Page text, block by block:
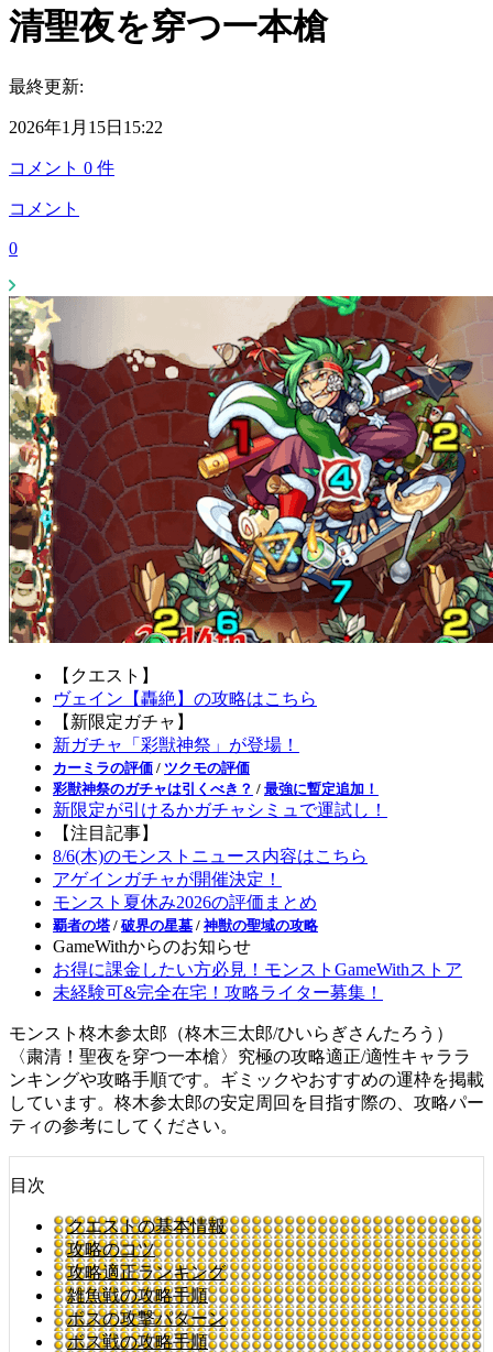
清聖夜を穿つ一本槍
最終更新:
2026年1月15日15:22
コメント 0 件
コメント
0
【クエスト】
ヴェイン【轟絶】の攻略はこちら
【新限定ガチャ】
新ガチャ「彩獣神祭」が登場！
カーミラの評価 / ツクモの評価
彩獣神祭のガチャは引くべき？ / 最強に暫定追加！
新限定が引けるかガチャシミュで運試し！
【注目記事】
8/6(木)のモンストニュース内容はこちら
アゲインガチャが開催決定！
モンスト夏休み2026の評価まとめ
覇者の塔 / 破界の星墓 / 神獣の聖域の攻略
GameWithからのお知らせ
お得に課金したい方必見！モンストGameWithストア
未経験可&完全在宅！攻略ライター募集！
モンスト柊木参太郎（柊木三太郎/ひいらぎさんたろう）
〈粛清！聖夜を穿つ一本槍〉究極の攻略適正/適性キャララ
ンキングや攻略手順です。ギミックやおすすめの運枠を掲載
しています。柊木参太郎の安定周回を目指す際の、攻略パー
ティの参考にしてください。
目次
クエストの基本情報
攻略のコツ
攻略適正ランキング
雑魚戦の攻略手順
ボスの攻撃パターン
ボス戦の攻略手順